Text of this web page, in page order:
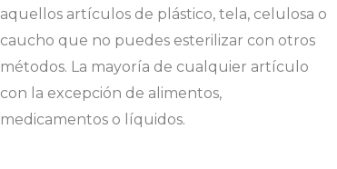
aquellos artículos de plástico, tela, celulosa o
caucho que no puedes esterilizar con otros
métodos. La mayoría de cualquier artículo
con la excepción de alimentos,
medicamentos o líquidos.